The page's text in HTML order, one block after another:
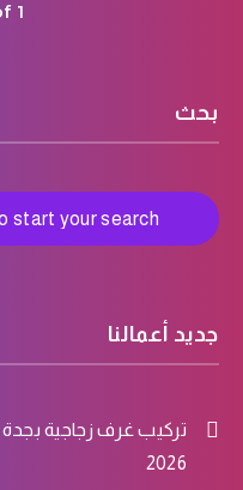
1
بحث
جديد أعمالنا
تركيب غرف زجاجية
2026